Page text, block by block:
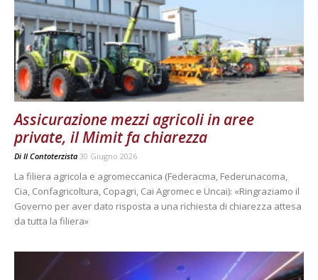
Assicurazione mezzi agricoli in aree
private, il Mimit fa chiarezza
Di Il Contoterzista 30 Giugno 2026
La filiera agricola e agromeccanica (Federacma, Federunacoma,
Cia, Confagricoltura, Copagri, Cai Agromec e Uncai): «Ringraziamo il
Governo per aver dato risposta a una richiesta di chiarezza attesa
da tutta la filiera»